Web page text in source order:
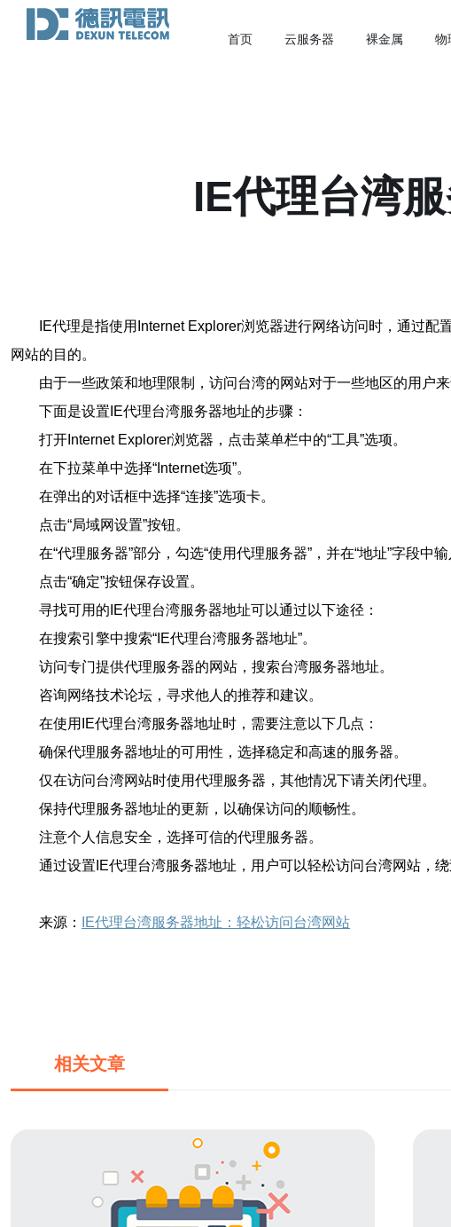
首页 云服务器 裸金属 物
IE代理台湾
IE代理是指使用Internet Explorer浏览器进行网络访问时，通过
网站的目的。
由于一些政策和地理限制，访问台湾的网站对于一些地区的用户
下面是设置IE代理台湾服务器地址的步骤：
打开Internet Explorer浏览器，点击菜单栏中的“工具”选项。
在下拉菜单中选择“Internet选项”。
在弹出的对话框中选择“连接”选项卡。
点击“局域网设置”按钮。
在“代理服务器”部分，勾选“使用代理服务器”，并在“地址”字段中
点击“确定”按钮保存设置。
寻找可用的IE代理台湾服务器地址可以通过以下途径：
在搜索引擎中搜索“IE代理台湾服务器地址”。
访问专门提供代理服务器的网站，搜索台湾服务器地址。
咨询网络技术论坛，寻求他人的推荐和建议。
在使用IE代理台湾服务器地址时，需要注意以下几点：
确保代理服务器地址的可用性，选择稳定和高速的服务器。
仅在访问台湾网站时使用代理服务器，其他情况下请关闭代理。
保持代理服务器地址的更新，以确保访问的顺畅性。
注意个人信息安全，选择可信的代理服务器。
通过设置IE代理台湾服务器地址，用户可以轻松访问台湾网站，
来源： IE代理台湾服务器地址：轻松访问台湾网站
相关文章